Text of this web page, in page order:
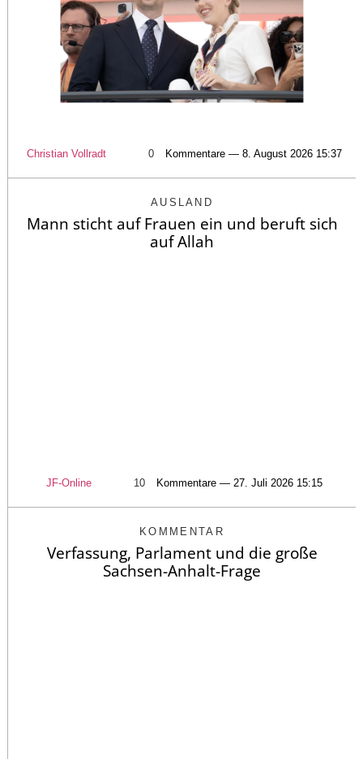
Christian Vollradt 0 Kommentare — 8. August 2026 15:37
AUSLAND
Mann sticht auf Frauen ein und beruft sich
auf Allah
JF-Online 10 Kommentare — 27. Juli 2026 15:15
KOMMENTAR
Verfassung, Parlament und die große
Sachsen-Anhalt-Frage